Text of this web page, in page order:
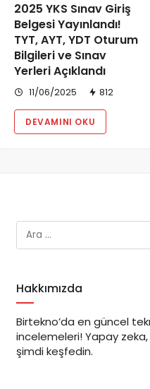
2025 YKS Sınav Giriş
Belgesi Yayınlandı!
TYT, AYT, YDT Oturum
Bilgileri ve Sınav
Yerleri Açıklandı
11/06/2025 812
DEVAMINI OKU
Hakkımızda
Birtekno’da en güncel
incelemeleri! Yapay
şimdi keşfedin.